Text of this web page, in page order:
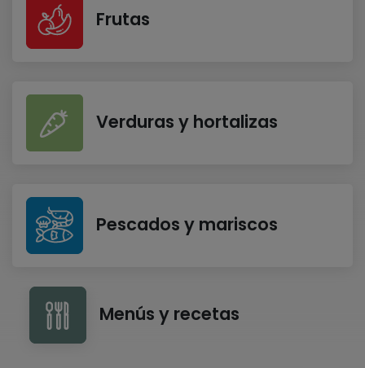
Frutas
Verduras y hortalizas
Pescados y mariscos
Menús y recetas